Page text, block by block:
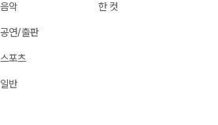
음악
공연/출판
스포츠
일반
한 컷